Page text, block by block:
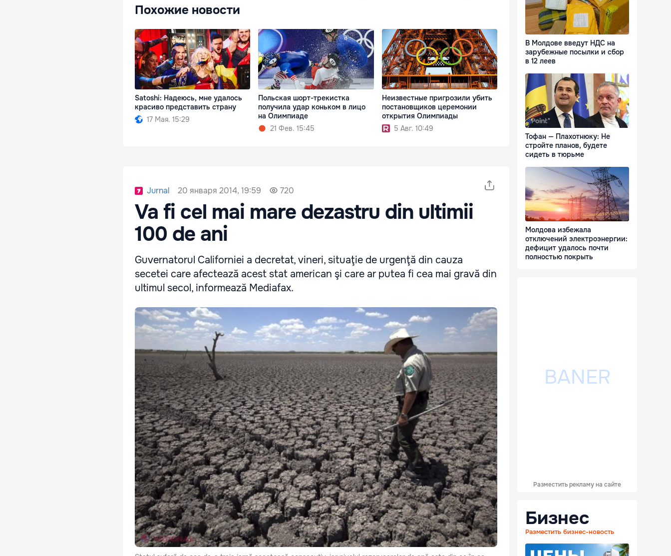
Похожие новости
Satoshi: Надеюсь, мне удалось
красиво представить страну
17 Мая. 15:29
Польская шорт-трекистка
получила удар коньком в лицо
на Олимпиаде
21 Фев. 15:45
Неизвестные пригрозили убить
постановщиков церемонии
открытия Олимпиады
5 Авг. 10:49
Jurnal 20 января 2014, 19:59 720
Va fi cel mai mare dezastru din ultimii
100 de ani
Guvernatorul Californiei a decretat, vineri, situaţie de urgenţă din cauza
secetei care afectează acest stat american şi care ar putea fi cea mai gravă din
ultimul secol, informează Mediafax.
В Молдове введут НДС на
зарубежные посылки и сбор
в 12 леев
Тофан — Плахотнюку: Не
стройте планов, будете
сидеть в тюрьме
Молдова избежала
отключений электроэнергии:
дефицит удалось почти
полностью покрыть
Разместить рекламу на сайте
Бизнес
Разместить бизнес-новость